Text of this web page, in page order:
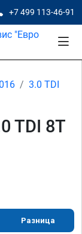
+7 499 113-46-91
3.0 TDI
TDI 8T
Разница